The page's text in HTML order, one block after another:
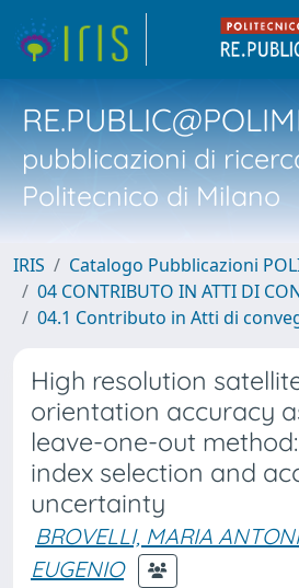
pubblicazioni di
Politecnico di Milano
IRIS
Catalogo Pubblicazioni
04 CONTRIBUTO IN ATTI DI
04.1 Contributo in Atti di
High resolution
orientation accuracy
leave-one-out
index selection and
uncertainty
BROVELLI, MARIA
EUGENIO